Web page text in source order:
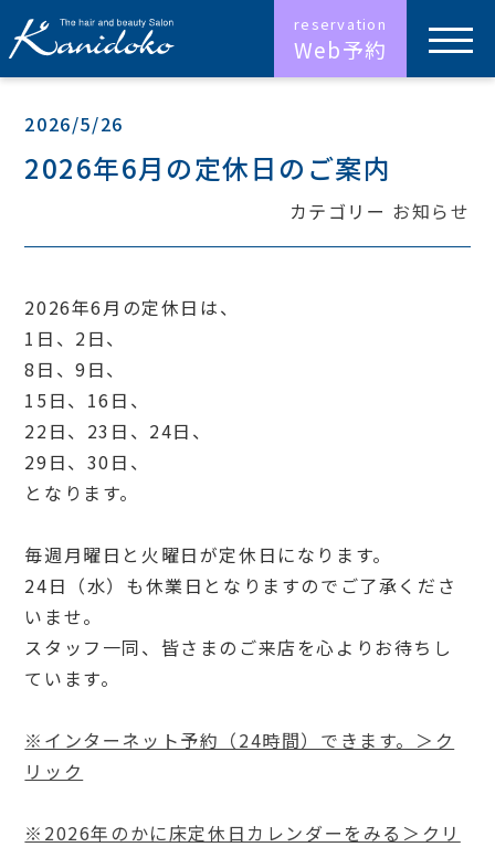
Web予約
2026/5/26
2026年6月の定休日のご案内
カテゴリー お知らせ
2026年6月の定休日は、
1日、2日、
8日、9日、
15日、16日、
22日、23日、24日、
29日、30日、
となります。
毎週月曜日と火曜日が定休日になります。
24日（水）も休業日となりますのでご了承くださ
いませ。
スタッフ一同、皆さまのご来店を心よりお待ちし
ています。
※インターネット予約（24時間）できます。＞ク
リック
※2026年のかに床定休日カレンダーをみる＞クリ